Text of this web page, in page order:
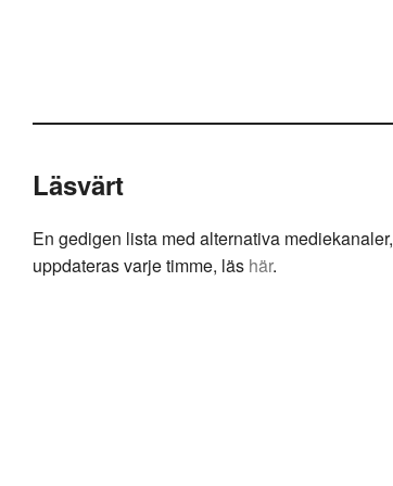
Läsvärt
En gedigen lista med alternativa mediekanaler,
uppdateras varje timme, läs här.